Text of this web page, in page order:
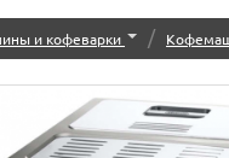
и кофеварки /